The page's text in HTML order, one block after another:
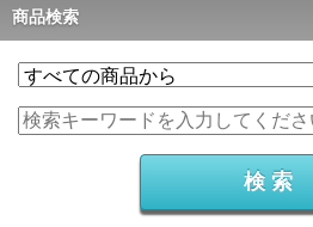
商品検索